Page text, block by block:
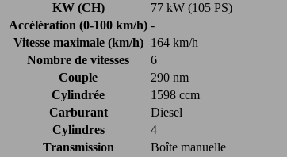
KW (CH)
77 kW (105 PS)
Accélération (0-100 km/h) -
Vitesse maximale (km/h)
164 km/h
Nombre de vitesses
6
Couple
290 nm
Cylindrée
1598 ccm
Carburant
Diesel
Cylindres
4
Transmission
Boîte manuelle